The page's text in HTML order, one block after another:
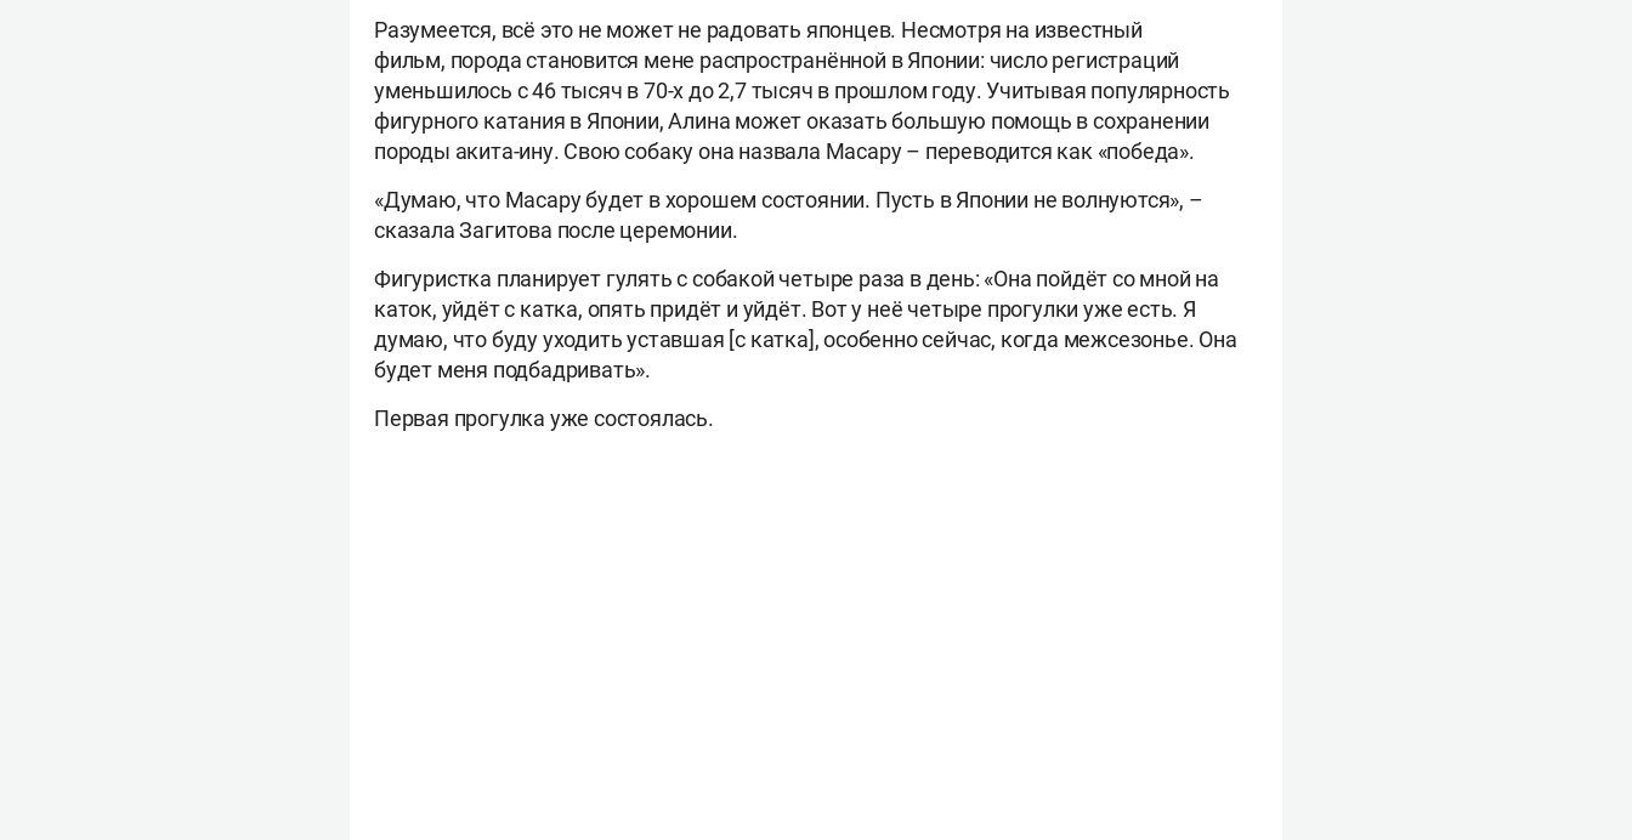
Разумеется, всё это не может не радовать японцев. Несмотря на известный
фильм, порода становится мене распространённой в Японии: число регистраций
уменьшилось с 46 тысяч в 70-х до 2,7 тысяч в прошлом году. Учитывая популярность
фигурного катания в Японии, Алина может оказать большую помощь в сохранении
породы акита-ину. Свою собаку она назвала Масару – переводится как «победа».
«Думаю, что Масару будет в хорошем состоянии. Пусть в Японии не волнуются», –
сказала Загитова после церемонии.
Фигуристка планирует гулять с собакой четыре раза в день: «Она пойдёт со мной на
каток, уйдёт с катка, опять придёт и уйдёт. Вот у неё четыре прогулки уже есть. Я
думаю, что буду уходить уставшая [с катка], особенно сейчас, когда межсезонье. Она
будет меня подбадривать».
Первая прогулка уже состоялась.